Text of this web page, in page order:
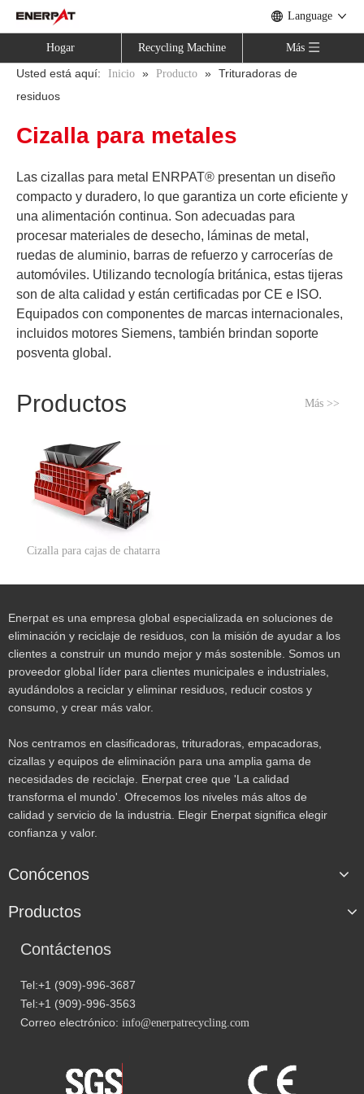
Language
Hogar Recycling Machine Más
Usted está aquí: Inicio » Producto » Trituradoras de
residuos
Cizalla para metales
Las cizallas para metal ENRPAT® presentan un diseño
compacto y duradero, lo que garantiza un corte eficiente y
una alimentación continua. Son adecuadas para
procesar materiales de desecho, láminas de metal,
ruedas de aluminio, barras de refuerzo y carrocerías de
automóviles. Utilizando tecnología británica, estas tijeras
son de alta calidad y están certificadas por CE e ISO.
Equipados con componentes de marcas internacionales,
incluidos motores Siemens, también brindan soporte
posventa global.
Productos Más >>
Cizalla para cajas de chatarra
Enerpat es una empresa global especializada en soluciones de
eliminación y reciclaje de residuos, con la misión de ayudar a los
clientes a construir un mundo mejor y más sostenible. Somos un
proveedor global líder para clientes municipales e industriales,
ayudándolos a reciclar y eliminar residuos, reducir costos y
consumo, y crear más valor.
Nos centramos en clasificadoras, trituradoras, empacadoras,
cizallas y equipos de eliminación para una amplia gama de
necesidades de reciclaje. Enerpat cree que 'La calidad
transforma el mundo'. Ofrecemos los niveles más altos de
calidad y servicio de la industria. Elegir Enerpat significa elegir
confianza y valor.
Conócenos
Productos
Contáctenos
Tel:+1 (909)-996-3687
Tel:+1 (909)-996-3563
Correo electrónico: info@enerpatrecycling.com